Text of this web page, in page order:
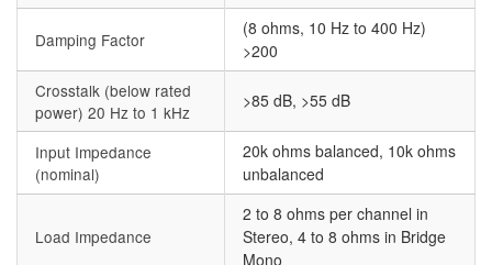
Damping Factor
(8 ohms, 10 Hz to 400 Hz)
>200
Crosstalk (below rated
power) 20 Hz to 1 kHz
>85 dB, >55 dB
Input Impedance
(nominal)
20k ohms balanced, 10k ohms
unbalanced
Load Impedance
2 to 8 ohms per channel in
Stereo, 4 to 8 ohms in Bridge
Mono